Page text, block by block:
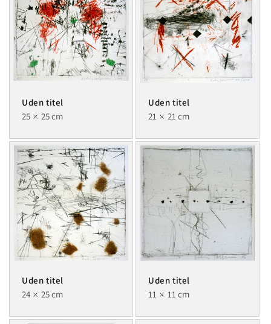
Uden titel
25
25 cm
Uden titel
21
21 cm
Uden titel
24
25 cm
Uden titel
11
11 cm